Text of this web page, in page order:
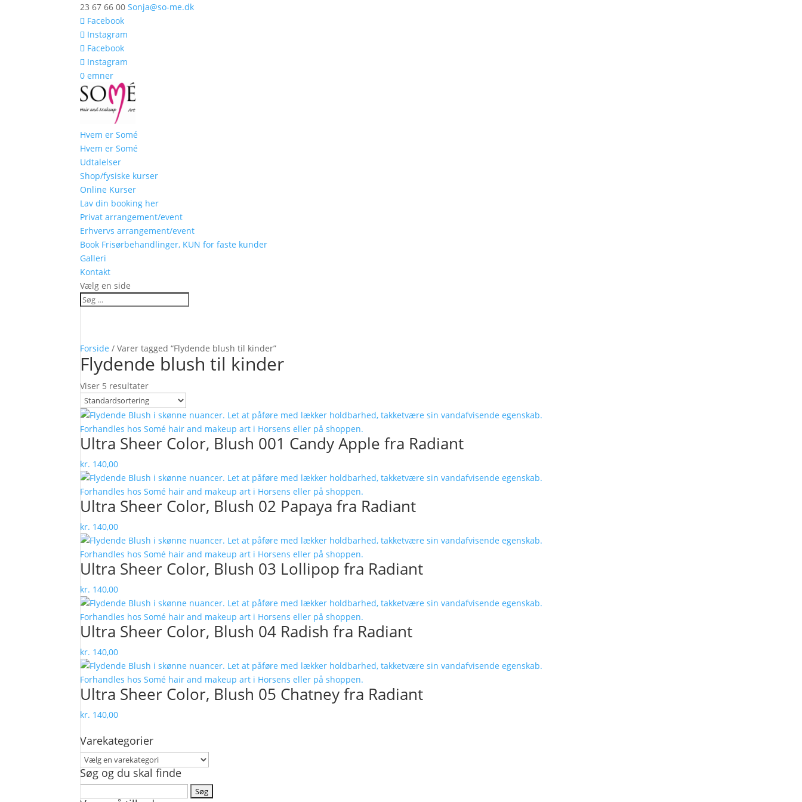
23 67 66 00 Sonja@so-me.dk
Facebook
Instagram
Facebook
Instagram
0 emner
Hvem er Somé
Hvem er Somé
Udtalelser
Shop/fysiske kurser
Online Kurser
Lav din booking her
Privat arrangement/event
Erhvervs arrangement/event
Book Frisørbehandlinger, KUN for faste kunder
Galleri
Kontakt
Vælg en side
Forside / Varer tagged “Flydende blush til kinder”
Flydende blush til kinder
Viser 5 resultater
Ultra Sheer Color, Blush 001 Candy Apple fra Radiant
kr. 140,00
Ultra Sheer Color, Blush 02 Papaya fra Radiant
kr. 140,00
Ultra Sheer Color, Blush 03 Lollipop fra Radiant
kr. 140,00
Ultra Sheer Color, Blush 04 Radish fra Radiant
kr. 140,00
Ultra Sheer Color, Blush 05 Chatney fra Radiant
kr. 140,00
Varekategorier
Søg og du skal finde